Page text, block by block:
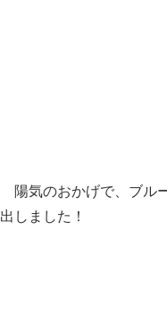
陽気のおかげで、ブル
出しました！